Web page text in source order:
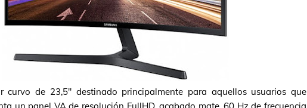
curvo de 23,5" destinado principalmente para aquellos usuarios que